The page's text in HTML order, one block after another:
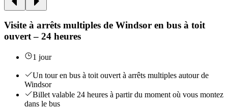
Visite à arrêts multiples de Windsor en bus à toit
ouvert – 24 heures
1 jour
Un tour en bus à toit ouvert à arrêts multiples autour de
Windsor
Billet valable 24 heures à partir du moment où vous montez
dans le bus